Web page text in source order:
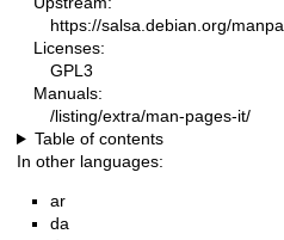
https://salsa.debian.org/
Licenses:
GPL3
Manuals:
/listing/extra/man-pages-it/
Table of contents
In other languages:
ar
da